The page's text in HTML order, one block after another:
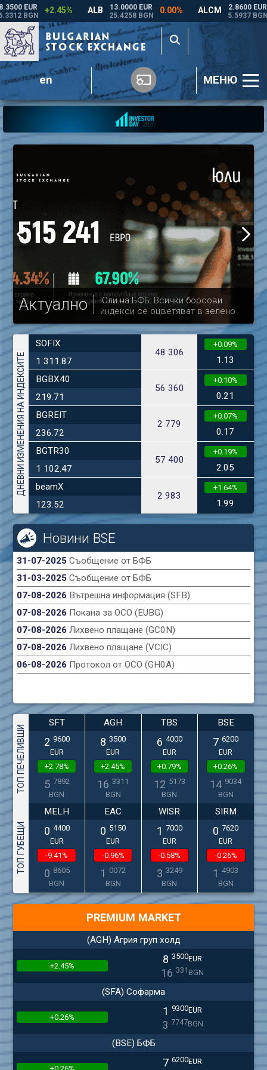
en МЕНЮ
Актуално
Юли на БФБ: Всички борсови
индекси се оцветяват в зелено
ДНЕВНИ ИЗМЕНЕНИЯ НА ИНДЕКСИТЕ
SOFIX
1 311.87
48 306
+0.09%
1.13
BGBX40
219.71
56 360
+0.10%
0.21
BGREIT
236.72
2 779
+0.07%
0.17
BGTR30
1 102.47
57 400
+0.19%
2.05
beamX
123.52
2 983
+1.64%
1.99
Новини BSE
31-07-2025Съобщение от БФБ
31-03-2025Съобщение от БФБ
07-08-2026 Вътрешна информация (SFB)
07-08-2026 Покана за ОСО (EUBG)
07-08-2026Лихвено плащане (GC0N)
07-08-2026Лихвено плащане (VCIC)
06-08-2026 Протокол от ОСО (GH0A)
ТОП ПЕЧЕЛИВШИ
SFT
2 9600
EUR
+2.78%
5 7892
BGN
AGH
8 3500
EUR
+2.45%
16 3311
BGN
TBS
6 4000
EUR
+0.79%
12 5173
BGN
BSE
7 6200
EUR
+0.26%
14 9034
BGN
ТОП ГУБЕЩИ
MELH
0 4400
EUR
-9.41%
0 8605
BGN
EAC
0 5150
EUR
-0.96%
1 0072
BGN
WISR
1 7000
EUR
-0.58%
3 3249
BGN
SIRM
0 7620
EUR
-0.26%
1 4903
BGN
PREMIUM MARKET
(AGH) Агрия груп холд
+2.45% 8 3500EUR
16 331 BGN
(SFA) Софарма
+0.26% 1 9300EUR
3 7747BGN
(BSE) БФБ
7 6200EUR